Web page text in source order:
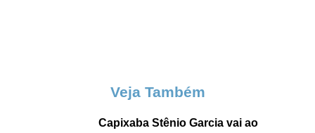
Veja Também
Capixaba Stênio Garcia vai ao